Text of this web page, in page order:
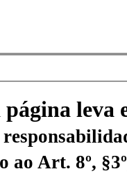
leva
ao Art. 8º,